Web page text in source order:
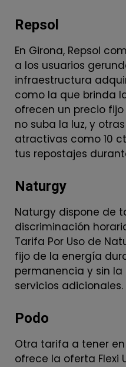
Repsol
En Girona, Repsol
a los usuarios
infraestructura
como la que brinda
ofrecen un precio
no suba la luz, y
atractivas como 10
tus repostajes
Naturgy
Naturgy dispone de
discriminación
Tarifa Por Uso de
fijo de la energía
permanencia y sin
servicios adicionales.
Podo
Otra tarifa a tener
ofrece la oferta Flexi